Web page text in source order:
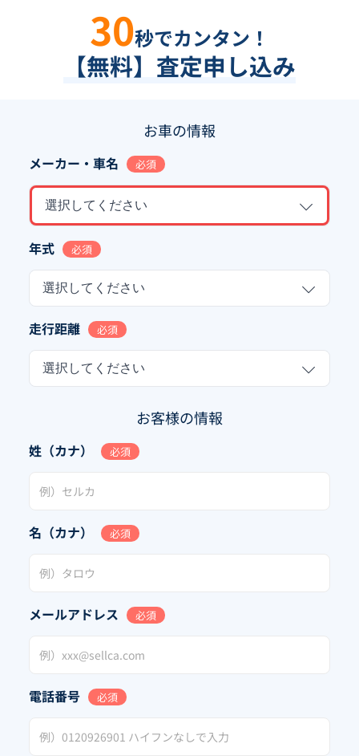
30秒でカンタン！
【無料】査定申し込み
お車の情報
メーカー・車名 必須
選択してください
年式 必須
選択してください
走行距離 必須
選択してください
お客様の情報
姓（カナ） 必須
名（カナ） 必須
メールアドレス 必須
電話番号 必須